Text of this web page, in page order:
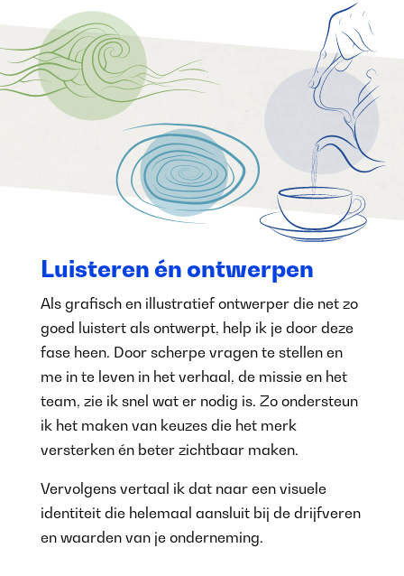
Luisteren én ontwerpen
Als grafisch en illustratief ontwerper die net zo
goed luistert als ontwerpt, help ik je door deze
fase heen. Door scherpe vragen te stellen en
me in te leven in het verhaal, de missie en het
team, zie ik snel wat er nodig is. Zo ondersteun
ik het maken van keuzes die het merk
versterken én beter zichtbaar maken.
Vervolgens vertaal ik dat naar een visuele
identiteit die helemaal aansluit bij de drijfveren
en waarden van je onderneming.